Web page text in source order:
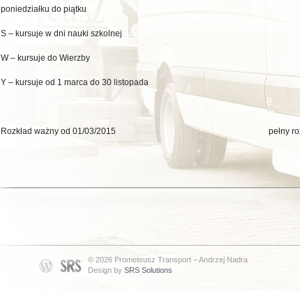
poniedziałku do piątku
S – kursuje w dni nauki szkolnej
W – kursuje do Wierzby
Y – kursuje od 1 marca do 30 listopada
Rozkład ważny od 01/03/2015 pełny rozkład na:
© 2026 Prometeusz Transport – Andrzej Nadra
Design by SRS Solutions